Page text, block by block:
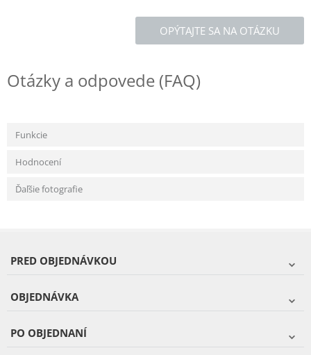
OPÝTAJTE SA NA OTÁZKU
Otázky a odpovede (FAQ)
Funkcie
Hodnocení
Ďaľšie fotografie
PRED OBJEDNÁVKOU
OBJEDNÁVKA
PO OBJEDNANÍ